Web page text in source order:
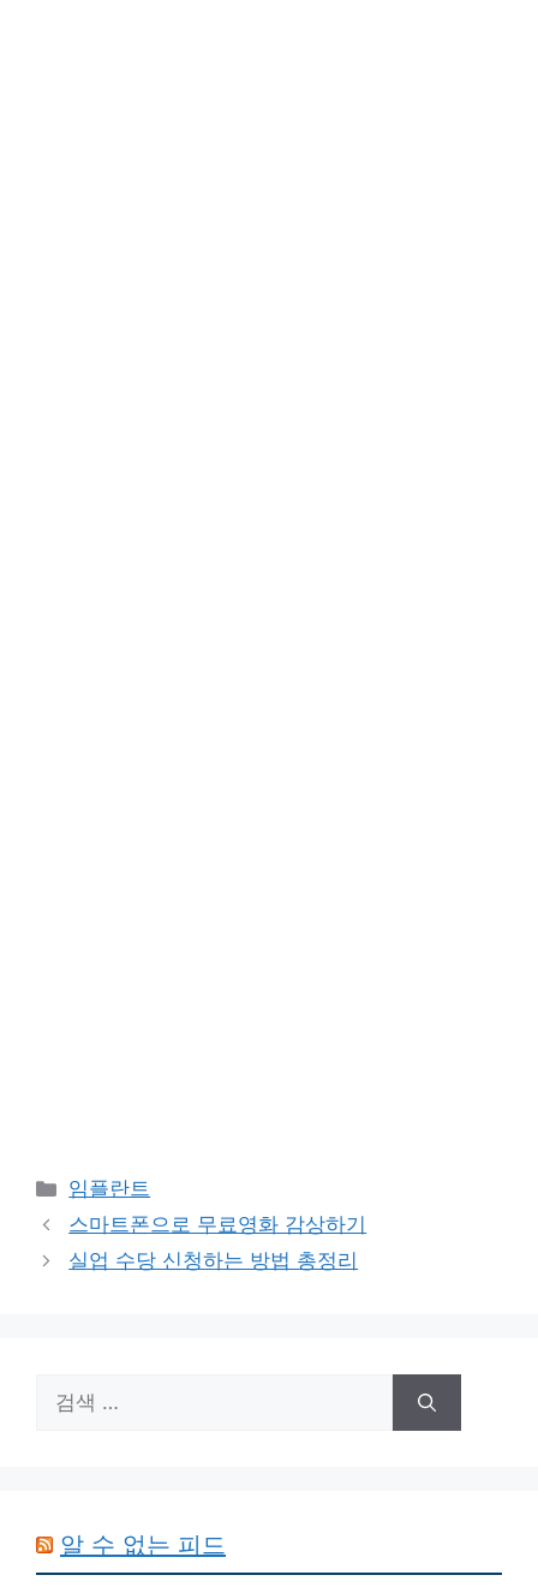
카
테
리
임플란트
스마트폰으로 무료영화 감상하기
실업 수당 신청하는 방법 총정리
색:
알 수 없는 피드